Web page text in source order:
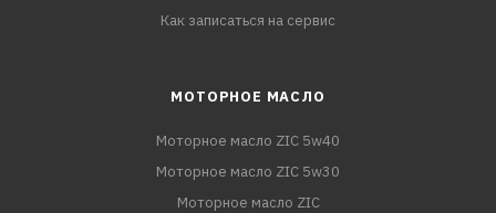
Как записаться на сервис
МОТОРНОЕ МАСЛО
Моторное масло ZIC 5w40
Моторное масло ZIC 5w30
Моторное масло ZIC